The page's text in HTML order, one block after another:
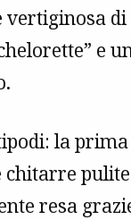
di
e
la
resa